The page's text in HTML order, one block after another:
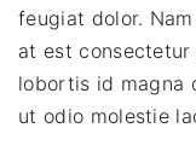
feugiat dolor.
at est
lobortis id magna
ut odio molestie